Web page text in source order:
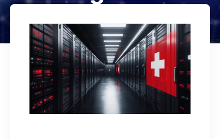
sécurisé ?